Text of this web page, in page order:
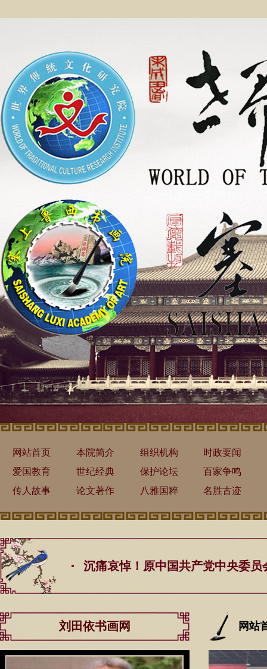
网站首页 本院简介 组织机构 时政要闻
爱国教育
世纪经典 保护论坛 百家争鸣
传人故事
论文著作 八雅国粹 名胜古迹
沉痛哀悼！原中国共产党中央委
刘田依书画网 网站